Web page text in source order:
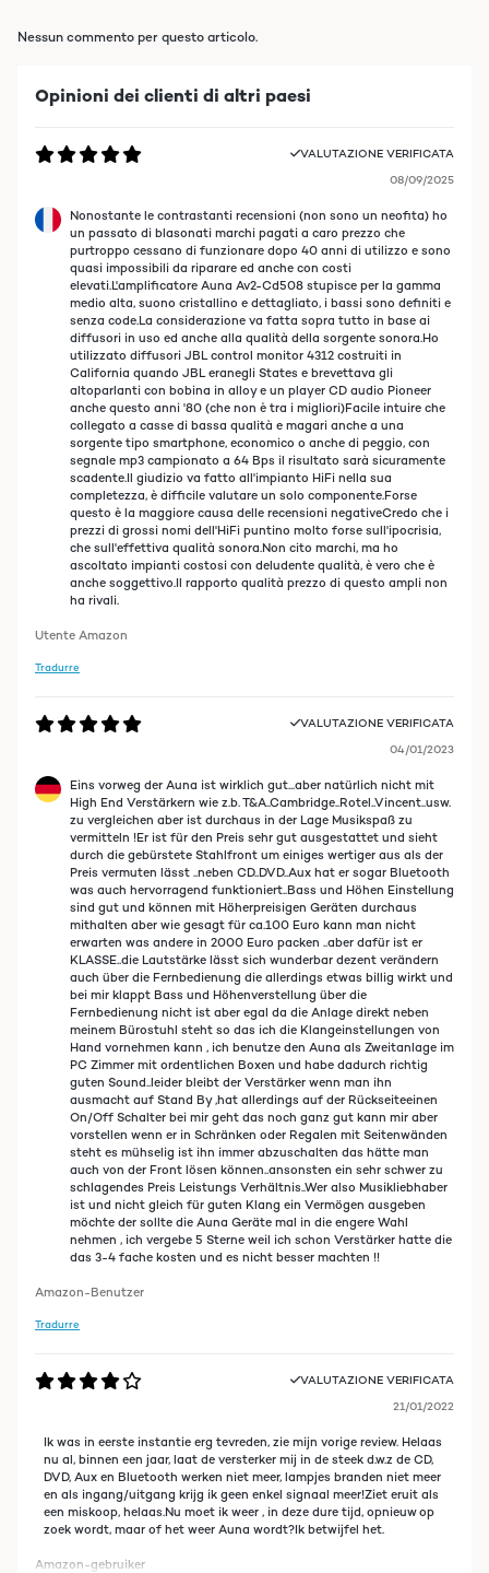
Nessun commento per questo articolo.
Opinioni dei clienti di altri paesi
VALUTAZIONE VERIFICATA
08/09/2025
Nonostante le contrastanti recensioni (non sono un neofita) ho
un passato di blasonati marchi pagati a caro prezzo che
purtroppo cessano di funzionare dopo 40 anni di utilizzo e sono
quasi impossibili da riparare ed anche con costi
elevati.L'amplificatore Auna Av2-Cd508 stupisce per la gamma
medio alta, suono cristallino e dettagliato, i bassi sono definiti e
senza code.La considerazione va fatta sopra tutto in base ai
diffusori in uso ed anche alla qualità della sorgente sonora.Ho
utilizzato diffusori JBL control monitor 4312 costruiti in
California quando JBL eranegli States e brevettava gli
altoparlanti con bobina in alloy e un player CD audio Pioneer
anche questo anni '80 (che non è tra i migliori)Facile intuire che
collegato a casse di bassa qualità e magari anche a una
sorgente tipo smartphone, economico o anche di peggio, con
segnale mp3 campionato a 64 Bps il risultato sarà sicuramente
scadente.Il giudizio va fatto all'impianto HiFi nella sua
completezza, è difficile valutare un solo componente.Forse
questo è la maggiore causa delle recensioni negativeCredo che i
prezzi di grossi nomi dell'HiFi puntino molto forse sull'ipocrisia,
che sull'effettiva qualità sonora.Non cito marchi, ma ho
ascoltato impianti costosi con deludente qualità, è vero che è
anche soggettivo.Il rapporto qualità prezzo di questo ampli non
ha rivali.
Utente Amazon
Tradurre
VALUTAZIONE VERIFICATA
04/01/2023
Eins vorweg der Auna ist wirklich gut...aber natürlich nicht mit
High End Verstärkern wie z.b. T&A..Cambridge..Rotel..Vincent..usw.
zu vergleichen aber ist durchaus in der Lage Musikspaß zu
vermitteln !Er ist für den Preis sehr gut ausgestattet und sieht
durch die gebürstete Stahlfront um einiges wertiger aus als der
Preis vermuten lässt ..neben CD..DVD..Aux hat er sogar Bluetooth
was auch hervorragend funktioniert..Bass und Höhen Einstellung
sind gut und können mit Höherpreisigen Geräten durchaus
mithalten aber wie gesagt für ca.100 Euro kann man nicht
erwarten was andere in 2000 Euro packen ..aber dafür ist er
KLASSE..die Lautstärke lässt sich wunderbar dezent verändern
auch über die Fernbedienung die allerdings etwas billig wirkt und
bei mir klappt Bass und Höhenverstellung über die
Fernbedienung nicht ist aber egal da die Anlage direkt neben
meinem Bürostuhl steht so das ich die Klangeinstellungen von
Hand vornehmen kann , ich benutze den Auna als Zweitanlage im
PC Zimmer mit ordentlichen Boxen und habe dadurch richtig
guten Sound..leider bleibt der Verstärker wenn man ihn
ausmacht auf Stand By ,hat allerdings auf der Rückseiteeinen
On/Off Schalter bei mir geht das noch ganz gut kann mir aber
vorstellen wenn er in Schränken oder Regalen mit Seitenwänden
steht es mühselig ist ihn immer abzuschalten das hätte man
auch von der Front lösen können..ansonsten ein sehr schwer zu
schlagendes Preis Leistungs Verhältnis..Wer also Musikliebhaber
ist und nicht gleich für guten Klang ein Vermögen ausgeben
möchte der sollte die Auna Geräte mal in die engere Wahl
nehmen , ich vergebe 5 Sterne weil ich schon Verstärker hatte die
das 3-4 fache kosten und es nicht besser machten !!
Amazon-Benutzer
Tradurre
VALUTAZIONE VERIFICATA
21/01/2022
Ik was in eerste instantie erg tevreden, zie mijn vorige review. Helaas
nu al, binnen een jaar, laat de versterker mij in de steek d.w.z de CD,
DVD, Aux en Bluetooth werken niet meer, lampjes branden niet meer
en als ingang/uitgang krijg ik geen enkel signaal meer!Ziet eruit als
een miskoop, helaas.Nu moet ik weer , in deze dure tijd, opnieuw op
zoek wordt, maar of het weer Auna wordt?Ik betwijfel het.
Amazon-gebruiker